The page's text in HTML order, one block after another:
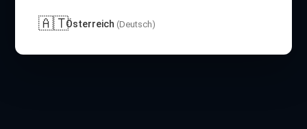
🇦🇹Österreich (Deutsch)